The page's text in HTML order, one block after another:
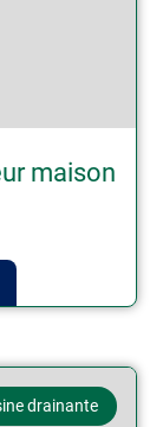
maison
drainante